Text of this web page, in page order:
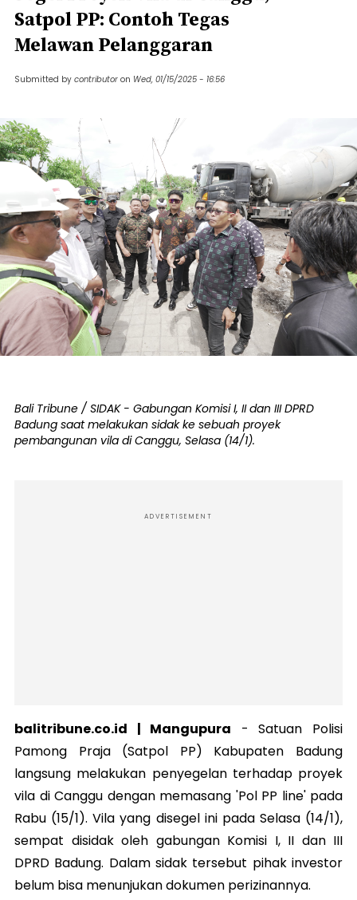
Satpol PP: Contoh Tegas
Melawan Pelanggaran
Submitted by contributor on Wed, 01/15/2025 - 16:56
Bali Tribune / SIDAK - Gabungan Komisi I, II dan III DPRD
Badung saat melakukan sidak ke sebuah proyek
pembangunan vila di Canggu, Selasa (14/1).
ADVERTISEMENT
balitribune.co.id | Mangupura -Satuan Polisi
Pamong Praja (Satpol PP) Kabupaten Badung
langsung melakukan penyegelan terhadap proyek
vila di Canggu dengan memasang 'Pol PP line' pada
Rabu (15/1).Vila yang disegel ini pada Selasa (14/1),
sempat disidak oleh gabungan Komisi I, II dan III
DPRD Badung. Dalam sidak tersebut pihak investor
belum bisa menunjukan dokumen perizinannya.